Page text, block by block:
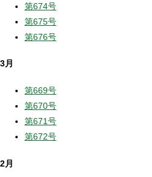
第674号
第675号
第676号
3月
第669号
第670号
第671号
第672号
2月